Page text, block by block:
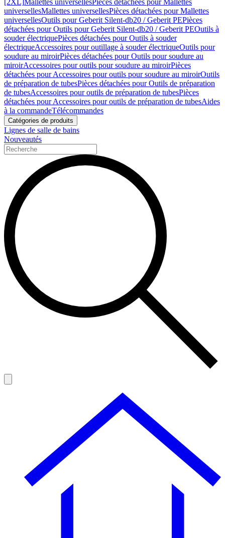
[2XL]Mallettes universellesPièces détachées pour Mallettes
universellesMallettes universellesPièces détachées pour Mallettes
universellesOutils pour Geberit Silent-db20 / Geberit PEPièces
détachées pour Outils pour Geberit Silent-db20 / Geberit PEOutils à
souder électriquePièces détachées pour Outils à souder
électriqueAccessoires pour outillage à souder électriqueOutils pour
soudure au miroirPièces détachées pour Outils pour soudure au
miroirAccessoires pour outils pour soudure au miroirPièces
détachées pour Accessoires pour outils pour soudure au miroirOutils
de préparation de tubesPièces détachées pour Outils de préparation
de tubesAccessoires pour outils de préparation de tubesPièces
détachées pour Accessoires pour outils de préparation de tubesAides
à la commandeTélécommandes
Catégories de produits
Lignes de salle de bains
Nouveautés